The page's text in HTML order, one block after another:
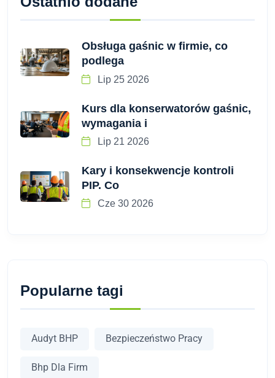
Obsługa gaśnic w firmie, co
podlega
Lip 25 2026
Kurs dla konserwatorów gaśnic,
wymagania i
Lip 21 2026
Kary i konsekwencje kontroli
PIP. Co
Cze 30 2026
Popularne tagi
Audyt BHP Bezpieczeństwo Pracy
Bhp Dla Firm